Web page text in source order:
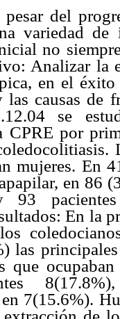
del
variedad
no
Analizar la
en el
causas de
se
CPRE por
mujeres. En
en 86
En la
las
que
7(15.6%).